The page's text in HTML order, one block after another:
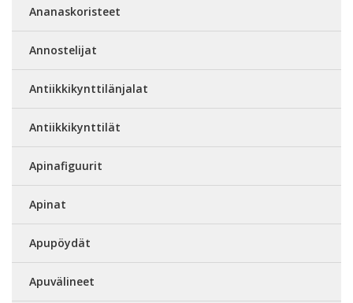
Ananaskoristeet
Annostelijat
Antiikkikynttilänjalat
Antiikkikynttilät
Apinafiguurit
Apinat
Apupöydät
Apuvälineet